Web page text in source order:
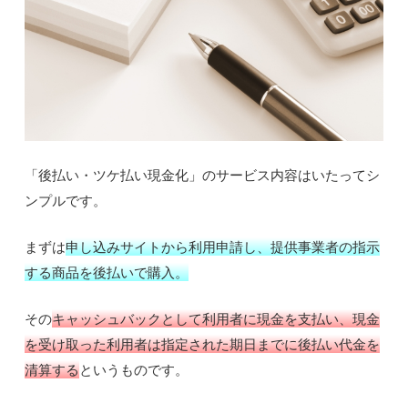
「後払い・ツケ払い現金化」のサービス内容はいたってシ
ンプルです。
まずは申し込みサイトから利用申請し、提供事業者の指示
する商品を後払いで購入。
そのキャッシュバックとして利用者に現金を支払い、現金
を受け取った利用者は指定された期日までに後払い代金を
清算するというものです。